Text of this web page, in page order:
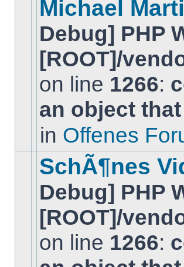
Thema.
gibt
keine
neuen
BeitrÃ¤ge
Thema.
Michael
Debug] PHP
[ROOT]/
on line 1266:
an object
in Offenes
gibt
keine
SchÃ¶nes
Debug] PHP
[ROOT]/
on line 1266: